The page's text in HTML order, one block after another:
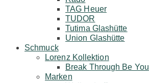
TAG Heuer
TUDOR
Tutima Glashütte
Union Glashütte
Schmuck
Lorenz Kollektion
Break Through Be You
Marken